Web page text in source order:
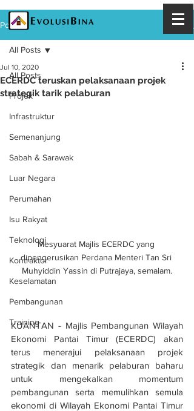
Post
All Posts
Projek
Infrastruktur
Semenanjung
Sabah & Sarawak
Luar Negara
Perumahan
Isu Rakyat
Teknologi
Kontraktor
Keselamatan
Pembangunan
Training
All Posts
ECERDC teruskan pelaksanaan projek
strategik tarik pelaburan
Jul 10, 2020
Mesyuarat Majlis ECERDC yang
dipengerusikan Perdana Menteri Tan Sri
Muhyiddin Yassin di Putrajaya, semalam.
KUANTAN - Majlis Pembangunan Wilayah
Ekonomi Pantai Timur (ECERDC) akan
terus menerajui pelaksanaan projek
strategik dan menarik pelaburan baharu
untuk mengekalkan momentum
pembangunan serta memulihkan semula
ekonomi di Wilayah Ekonomi Pantai Timur